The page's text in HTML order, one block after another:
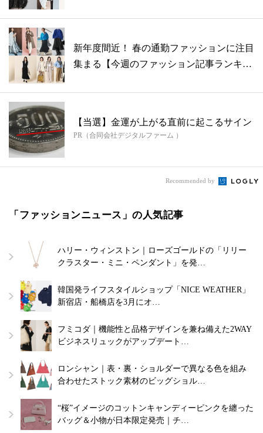
新年度間近！ 春の通勤ファッションに注目
集まる【今週のファッション記事ランキン
【当選】金運が上がる直前に起こるサイン
PR（合同会社デジタルファーム ）
Recommended by
「ファッションニュース」の人気記事
ハリー・ウィンストン｜ローズゴールドの「リリー
クラスター・ミニ・ペンダント」を発…
韓国発ライフスタイルショップ「NICE WEATHER」
新宿店・船橋店を3月にオ…
フミコダ｜機能性と品格デザインを兼ね備えた2WAY
ビジネスリュックがアップデート…
ロンシャン｜表・裏・ショルダーで異なる色を組み
合わせたストック素材のビッグショル…
“桜”イメージのコットンキャンディーピンクを纏った
バッグ＆小物が日本限定発売｜チ…